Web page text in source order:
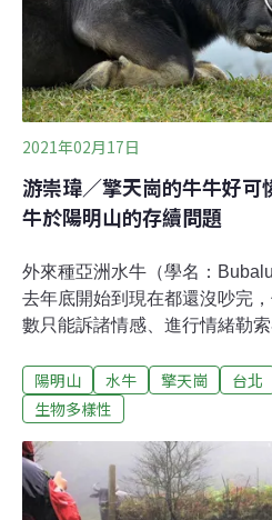
2021年02月17日
游崇瑋／擎天崗的牛牛好可
牛於陽明山的存續問題
外來種亞洲水牛（學名：
去年底開始到現在都還沒吵完
數只能訴諸情感、進行情緒勒
在不明就裡的時候最先相信的
喔」這樣的煽情話語。藉由這
個問題雖然很基礎，卻也是重
牛是台灣原生種，那麼以目前
的前提之下，早就應該提撥大
陽明山 水牛 擎天崗 台北
生物多樣性